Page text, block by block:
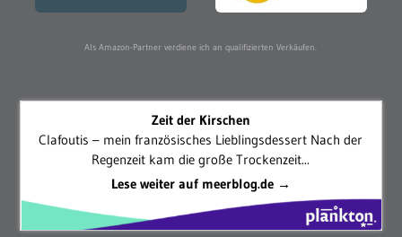
Als Amazon-Partner verdiene ich an qualifizierten Verkäufen.
Zeit der Kirschen
Clafoutis – mein französisches Lieblingsdessert Nach der
Regenzeit kam die große Trockenzeit...
Lese weiter auf meerblog.de →